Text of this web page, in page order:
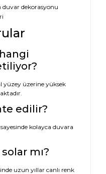
yüzey üzerine yüksek
edilir?
kolayca duvara
mı?
uzun yıllar canlı renk